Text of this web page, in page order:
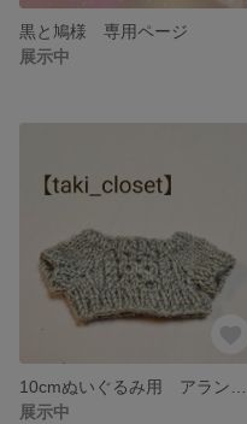
黒と鳩様 専用ページ
展示中
展示中